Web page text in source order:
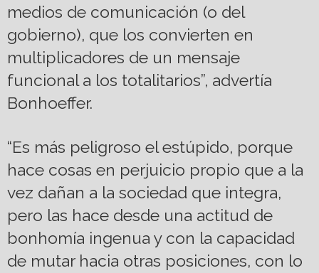
medios de comunicación (o del
gobierno), que los convierten en
multiplicadores de un mensaje
funcional a los totalitarios”, advertía
Bonhoeffer.
“Es más peligroso el estúpido, porque
hace cosas en perjuicio propio que a la
vez dañan a la sociedad que integra,
pero las hace desde una actitud de
bonhomía ingenua y con la capacidad
de mutar hacia otras posiciones, con lo